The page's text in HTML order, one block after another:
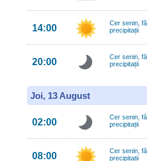
14:00
Cer senin,
precipitații
20:00
Cer senin,
precipitații
Joi, 13 August
02:00
Cer senin,
precipitații
08:00
Cer senin,
precipitații